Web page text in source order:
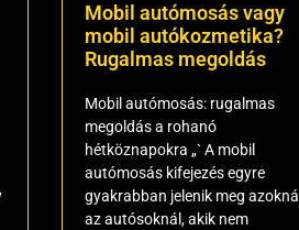
Mobil autómosás vagy
mobil autókozmetika?
Rugalmas megoldás
Mobil autómosás: rugalmas
megoldás a rohanó
hétköznapokra „` A mobil
autómosás kifejezés egyre
gyakrabban jelenik meg azoknál
az autósoknál, akik nem